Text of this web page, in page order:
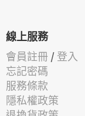
線上服務
會員註冊 / 登入
忘記密碼
服務條款
隱私權政策